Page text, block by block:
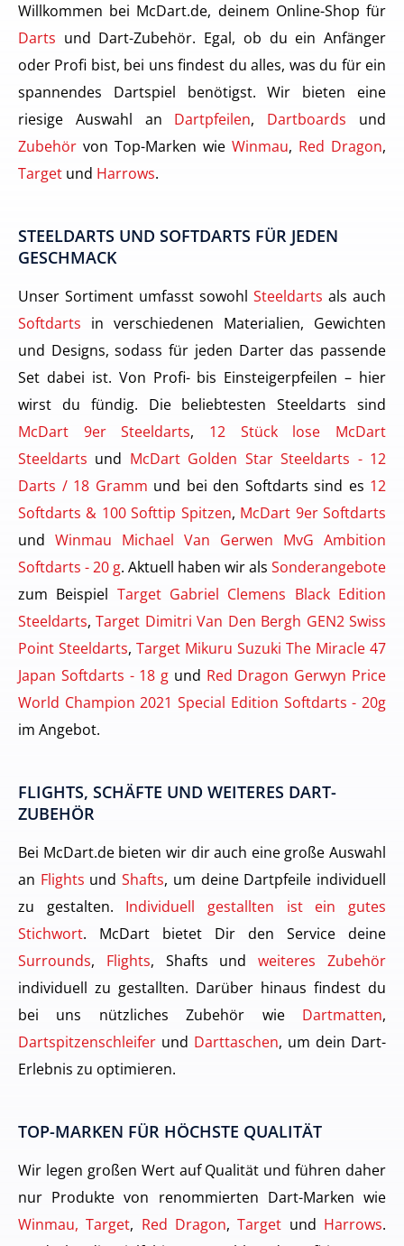
Willkommen bei McDart.de, deinem Online-Shop für
Darts und Dart-Zubehör. Egal, ob du ein Anfänger
oder Profi bist, bei uns findest du alles, was du für ein
spannendes Dartspiel benötigst. Wir bieten eine
riesige Auswahl an Dartpfeilen, Dartboards und
Zubehör von Top-Marken wie Winmau, Red Dragon,
Target und Harrows.
STEELDARTS UND SOFTDARTS FÜR JEDEN
GESCHMACK
Unser Sortiment umfasst sowohl Steeldarts als auch
Softdarts in verschiedenen Materialien, Gewichten
und Designs, sodass für jeden Darter das passende
Set dabei ist. Von Profi- bis Einsteigerpfeilen – hier
wirst du fündig. Die beliebtesten Steeldarts sind
McDart 9er Steeldarts, 12 Stück lose McDart
Steeldarts und McDart Golden Star Steeldarts - 12
Darts / 18 Gramm und bei den Softdarts sind es 12
Softdarts & 100 Softtip Spitzen, McDart 9er Softdarts
und Winmau Michael Van Gerwen MvG Ambition
Softdarts - 20 g. Aktuell haben wir als Sonderangebote
zum Beispiel Target Gabriel Clemens Black Edition
Steeldarts,Target Dimitri Van Den Bergh GEN2 Swiss
Point Steeldarts, Target Mikuru Suzuki The Miracle 47
Japan Softdarts - 18 g und Red Dragon Gerwyn Price
World Champion 2021 Special Edition Softdarts - 20g
im Angebot.
FLIGHTS, SCHÄFTE UND WEITERES DART-
ZUBEHÖR
Bei McDart.de bieten wir dir auch eine große Auswahl
an Flights undShafts, um deine Dartpfeile individuell
zu gestalten. Individuell gestallten ist ein gutes
Stichwort. McDart bietet Dir den Service deine
Surrounds, Flights, Shafts undweiteres Zubehör
individuell zu gestallten. Darüber hinaus findest du
bei uns nützliches Zubehör wie Dartmatten,
Dartspitzenschleifer und Darttaschen, um dein Dart-
Erlebnis zu optimieren.
TOP-MARKEN FÜR HÖCHSTE QUALITÄT
Wir legen großen Wert auf Qualität und führen daher
nur Produkte von renommierten Dart-Marken wie
Winmau, Target, Red Dragon,Target und Harrows.